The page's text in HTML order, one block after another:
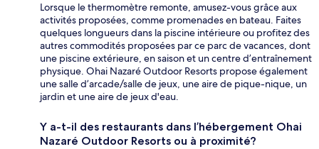
Lorsque le thermomètre remonte, amusez-vous grâce aux
activités proposées, comme promenades en bateau. Faites
quelques longueurs dans la piscine intérieure ou profitez des
autres commodités proposées par ce parc de vacances, dont
une piscine extérieure, en saison et un centre d’entraînement
physique. Ohai Nazaré Outdoor Resorts propose également
une salle d’arcade/salle de jeux, une aire de pique-nique, un
jardin et une aire de jeux d'eau.
Y a-t-il des restaurants dans l’hébergement Ohai
Nazaré Outdoor Resorts ou à proximité?